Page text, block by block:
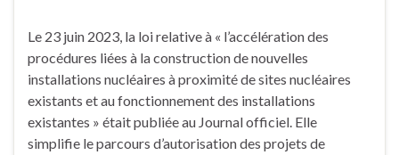
Le 23 juin 2023, la loi relative à « l’accélération des
procédures liées à la construction de nouvelles
installations nucléaires à proximité de sites nucléaires
existants et au fonctionnement des installations
existantes » était publiée au Journal officiel. Elle
simplifie le parcours d’autorisation des projets de